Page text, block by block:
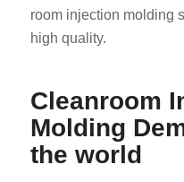
room injection molding
high quality.
Cleanroom
Molding
the world